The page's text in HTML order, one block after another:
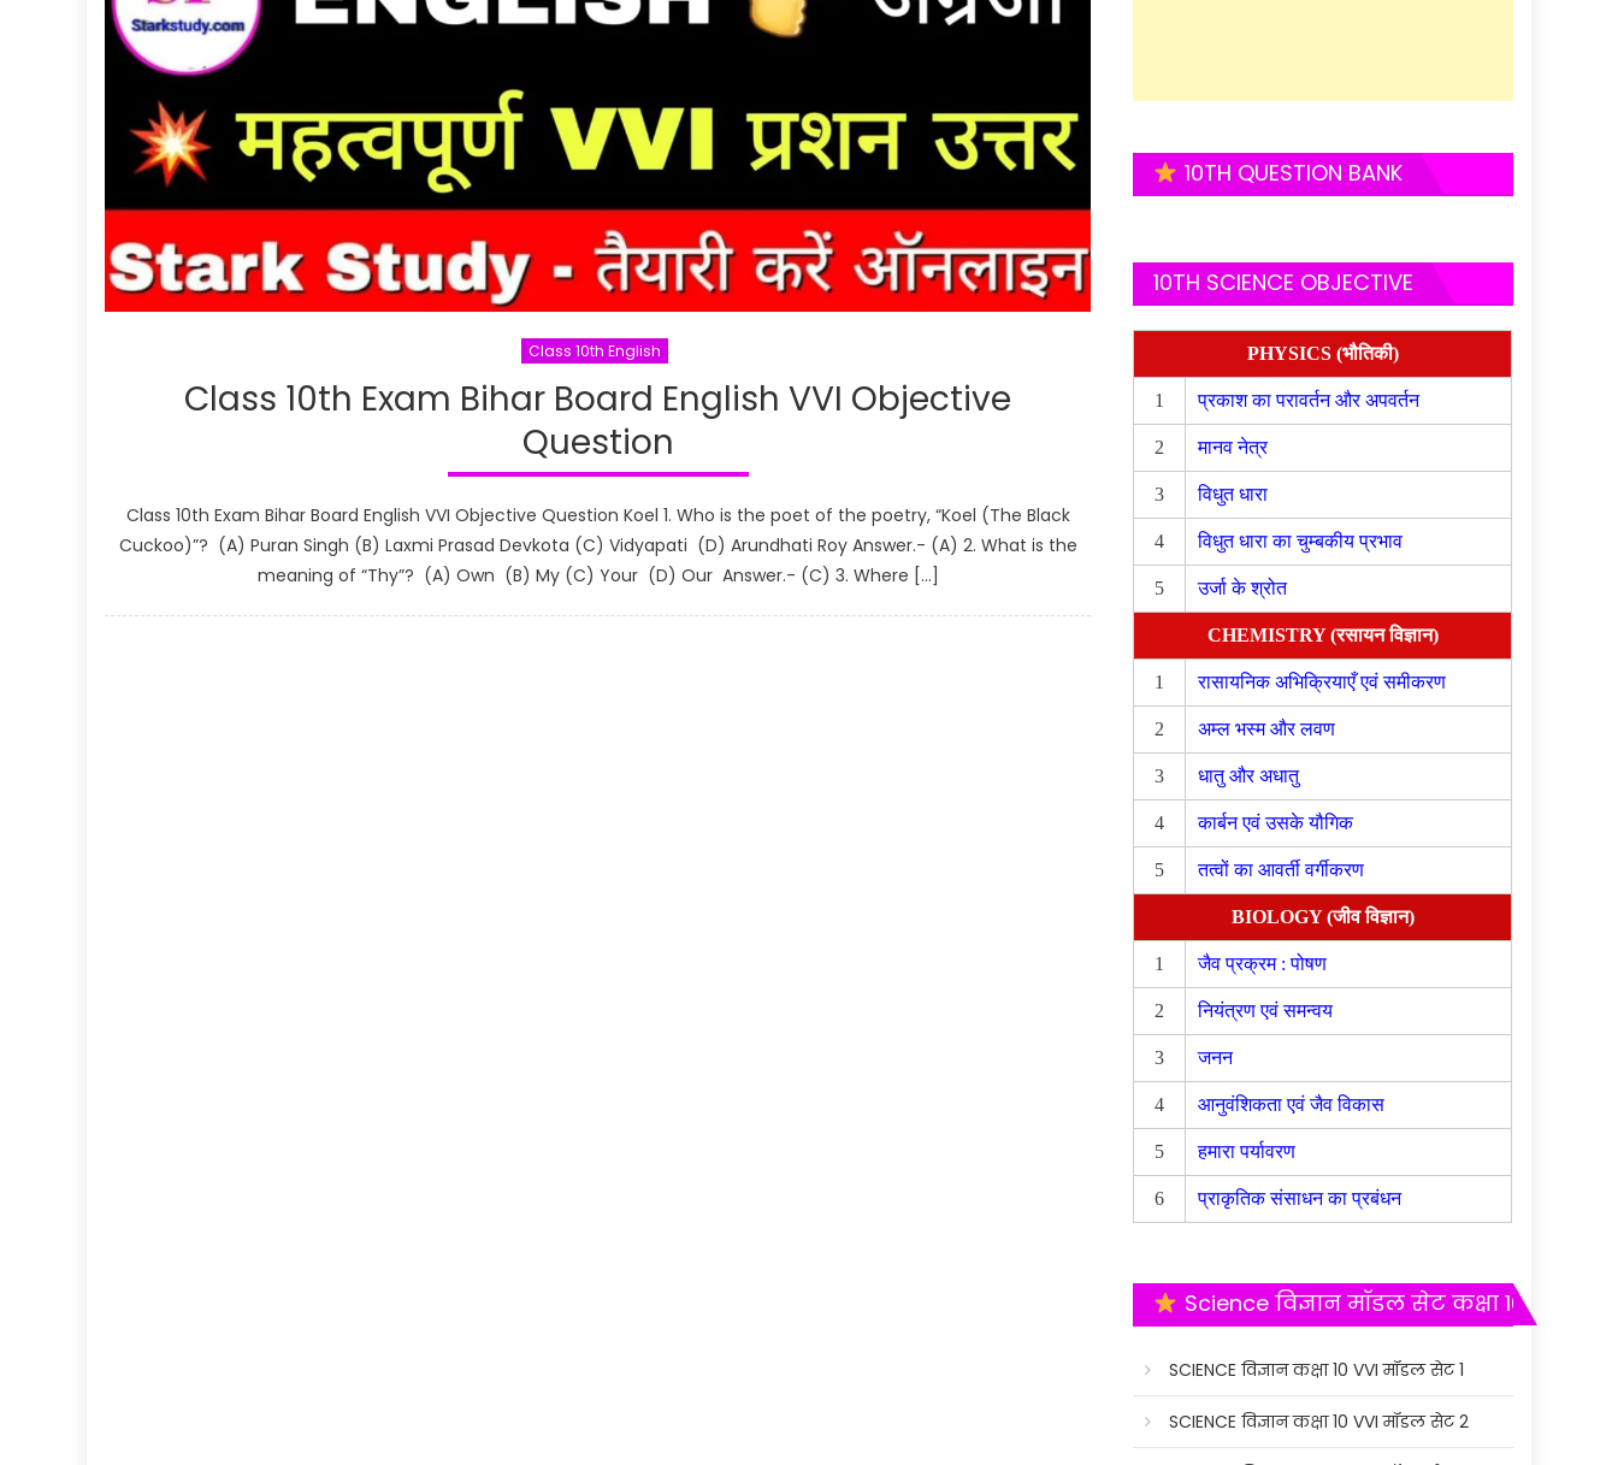
Class 10th English
Class 10th Exam Bihar Board English VVI Objective
Question
Class 10th Exam Bihar Board English VVI Objective Question Koel 1. Who is the poet of the poetry, “Koel (The Black
Cuckoo)”? (A) Puran Singh (B) Laxmi Prasad Devkota (C) Vidyapati (D) Arundhati Roy Answer.- (A) 2. What is the
meaning of “Thy”? (A) Own (B) My (C) Your (D) Our Answer.- (C) 3. Where […]
10TH QUESTION BANK
10TH SCIENCE OBJECTIVE
PHYSICS (भौतिकी)
1 प्रकाश का परावर्तन और अपवर्तन
2 मानव नेत्र
3 विधुत धारा
4 विधुत धारा का चुम्बकीय प्रभाव
5 उर्जा के श्रोत
CHEMISTRY (रसायन विज्ञान)
1 रासायनिक अभिक्रियाएँ एवं समीकरण
2 अम्ल भस्म और लवण
3 धातु और अधातु
4 कार्बन एवं उसके यौगिक
5 तत्वों का आवर्ती वर्गीकरण
BIOLOGY (जीव विज्ञान)
1 जैव प्रक्रम : पोषण
2 नियंत्रण एवं समन्वय
3 जनन
4 आनुवंशिकता एवं जैव विकास
5 हमारा पर्यावरण
6 प्राकृतिक संसाधन का प्रबंधन
Science विज्ञान मॉडल सेट कक्षा 10
SCIENCE विज्ञान कक्षा 10 VVI मॉडल सेट 1
SCIENCE विज्ञान कक्षा 10 VVI मॉडल सेट 2